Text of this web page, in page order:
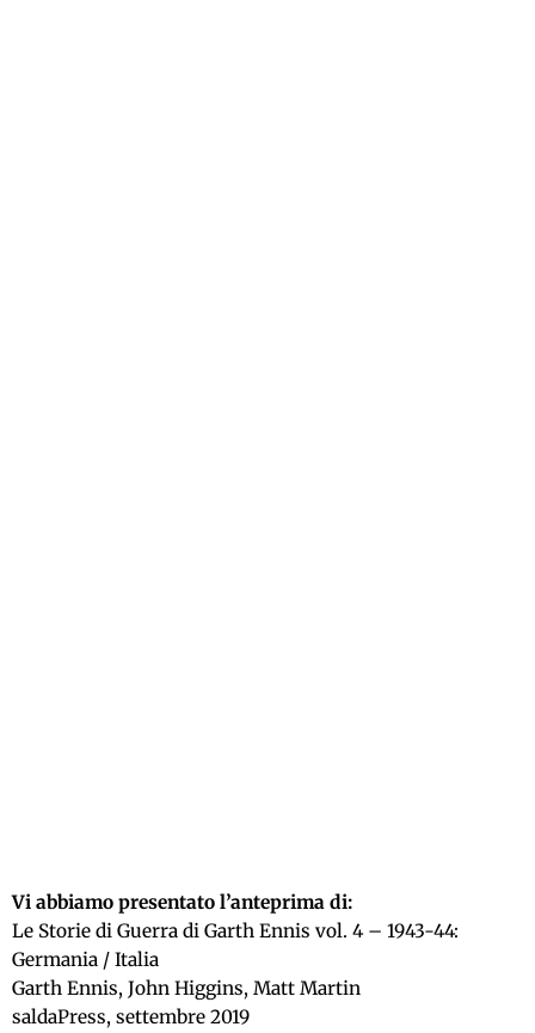
Vi abbiamo presentato l’anteprima di:
Le Storie di Guerra di Garth Ennis vol. 4 – 1943-44:
Germania / Italia
Garth Ennis, John Higgins, Matt Martin
saldaPress, settembre 2019